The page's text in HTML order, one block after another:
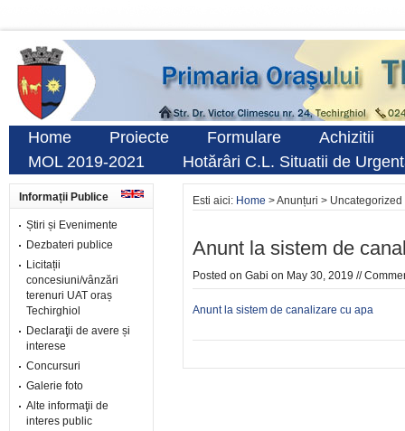
Home Proiecte Formulare
Achizitii
MOL 2019-2021
Hotărâri C.L. Situatii de
Informații Publice
Știri și Evenimente
Dezbateri publice
Licitații
concesiuni/vânzări
terenuri UAT oraș
Techirghiol
Declaraţii de avere și
interese
Concursuri
Galerie foto
Alte informaţii de
interes public
Esti aici: Home > Anunțuri >
Anunt la sistem de
Posted on Gabi on May 30, 2019 //
Anunt la sistem de canalizare cu apa